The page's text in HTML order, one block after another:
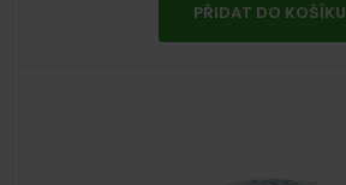
PŘIDAT DO KOŠÍKU